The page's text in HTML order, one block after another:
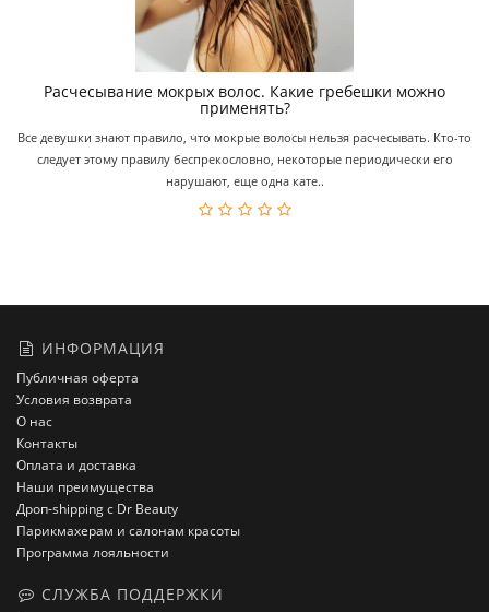
Расчесывание мокрых волос. Какие гребешки можно
применять?
Все девушки знают правило, что мокрые волосы нельзя расчесывать. Кто-то
следует этому правилу беспрекословно, некоторые периодически его
нарушают, еще одна кате..
ИНФОРМАЦИЯ
Публичная оферта
Условия возврата
О нас
Контакты
Оплата и доставка
Наши преимущества
Дроп-shipping с Dr Beauty
Парикмахерам и салонам красоты
Программа лояльности
СЛУЖБА ПОДДЕРЖКИ